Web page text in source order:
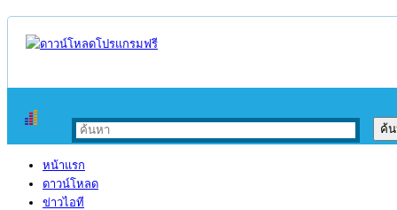
หน้าแรก
ดาวน์โหลด
ข่าวไอที